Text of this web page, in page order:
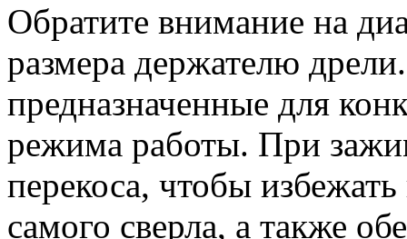
Обратите внимание на
размера держателю
предназначенные для
режима работы. При
перекоса, чтобы
самого сверла, а также